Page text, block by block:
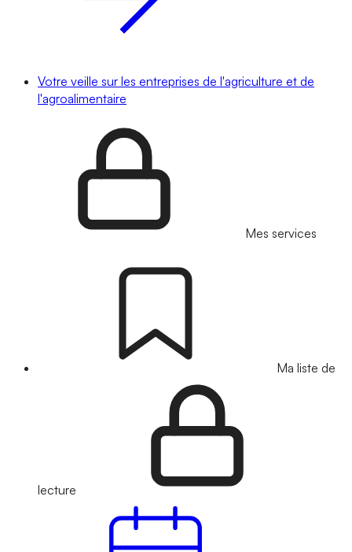
Votre veille sur les entreprises de l'agriculture et de
l'agroalimentaire
Mes services
Ma liste de
lecture